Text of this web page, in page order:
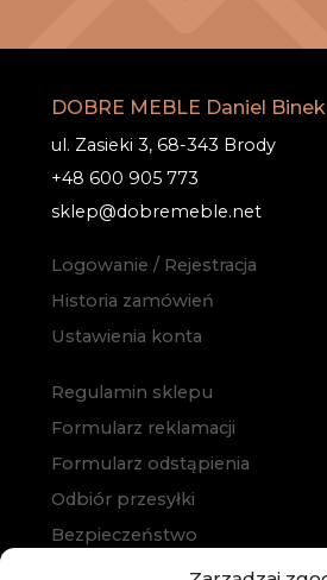
DOBRE MEBLE Daniel Binek
ul. Zasieki 3, 68-343 Brody
+48 600 905 773
sklep@dobremeble.net
Logowanie / Rejestracja
Historia zamówień
Ustawienia konta
Regulamin sklepu
Formularz reklamacji
Formularz odstąpienia
Odbiór przesyłki
Bezpieczeństwo
Polityka prywatności